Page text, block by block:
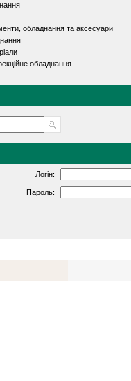
обладнання та аксесуари
обладнання
Логін:
Пароль: